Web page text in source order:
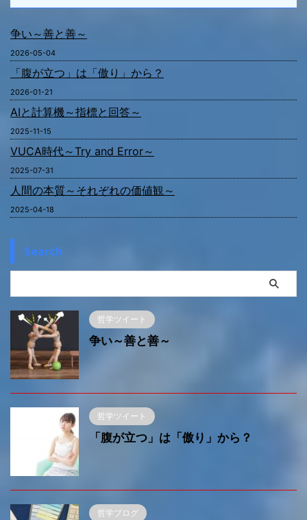
争い～善と善～
2026-05-04
「腹が立つ」は「傲り」から？
2026-01-21
AIと計算機～指標と回答～
2025-11-15
VUCA時代～Try and Error～
2025-07-31
人間の本質～それぞれの価値観～
2025-04-18
Search
哲学ツイート
争い～善と善～
哲学ツイート
「腹が立つ」は「傲り」から？
哲学ブログ